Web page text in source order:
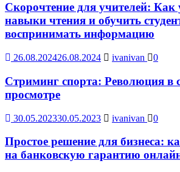
Скорочтение для учителей:
навыки чтения и обучить
воспринимать информацию
26.08.202426.08.2024 ivanivan 0
Стриминг спорта: Революция в
просмотре
30.05.202330.05.2023 ivanivan 0
Простое решение для бизнеса:
на банковскую гарантию